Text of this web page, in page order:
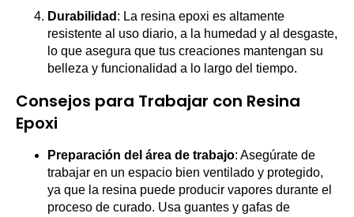
Durabilidad : La resina epoxi es altamente
resistente al uso diario, a la humedad y al desgaste,
lo que asegura que tus creaciones mantengan su
belleza y funcionalidad a lo largo del tiempo.
Consejos para Trabajar con Resina
Epoxi
Preparación del área de trabajo: Asegúrate de
trabajar en un espacio bien ventilado y protegido,
ya que la resina puede producir vapores durante el
proceso de curado. Usa guantes y gafas de